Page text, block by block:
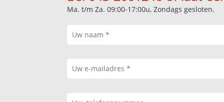
Ma. t/m Za. 09:00-17:00u, Zondags gesloten.